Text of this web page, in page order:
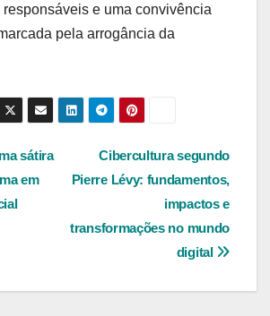
e uma convivência
pela arrogância da
Cibercultura segundo
Pierre Lévy: fundamentos,
impactos e
transformações no mundo
digital
sátira
em